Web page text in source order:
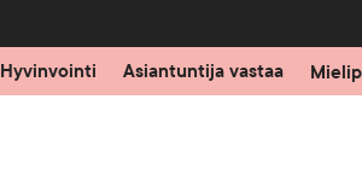
Hyvinvointi Asiantuntija vastaa